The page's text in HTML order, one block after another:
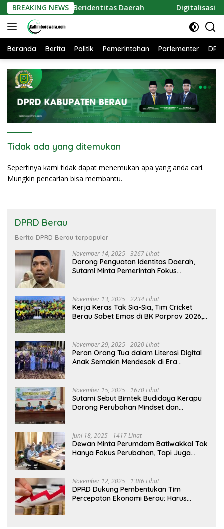
Langsung
ke
konten
BREAKING NEWS
Laut Beridentitas Daerah Digitalisasi UMKM
Beranda Berita Politik Pemerintahan Parlementer
Tidak ada yang ditemukan
Sepertinya kami tidak dapat menemukan apa yang anda cari.
Mungkin pencarian bisa membantu.
DPRD Berau
Berita DPRD Berau terpopuler
November 14, 2025 3267 Lihat
Dorong Penguatan Identitas Daerah,
Sutami Minta Pemerintah Fokus
November 13, 2025 2234 Lihat
Kerja Keras Tak Sia-Sia, Tim Cricket
Berau Sabet Emas di BK Porprov 2026,
November 29, 2025 2020 Lihat
Peran Orang Tua dalam Literasi Digital
Anak Semakin Mendesak di Era
November 15, 2025 1670 Lihat
Sutami Sebut Bimtek Budidaya Kerapu
Dorong Perubahan Mindset dan
Juni 18, 2025 1417 Lihat
Dewan Minta Perumdam Batiwakkal Tak
Hanya Fokus Perubahan, Tapi Juga
November 12, 2025 1386 Lihat
DPRD Dukung Pembentukan Tim
Percepatan Ekonomi Berau: Harus